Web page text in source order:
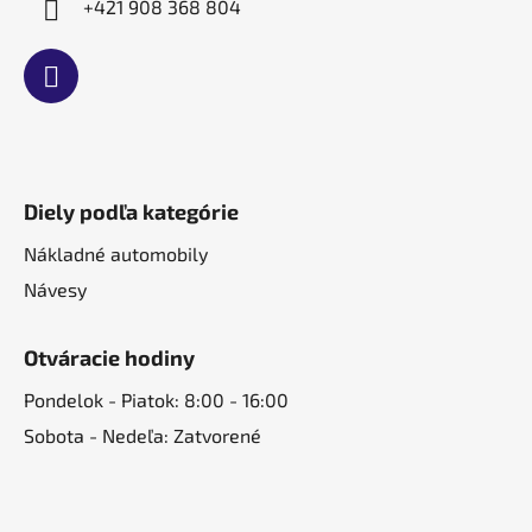
+421 908 368 804
Diely podľa kategórie
Nákladné automobily
Návesy
Otváracie hodiny
Pondelok - Piatok: 8:00 - 16:00
Sobota - Nedeľa: Zatvorené